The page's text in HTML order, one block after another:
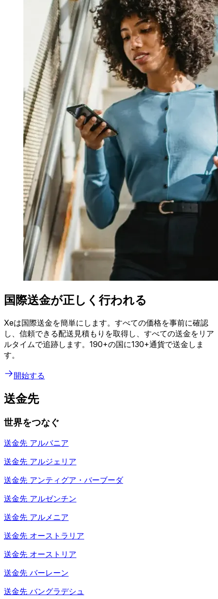
国際送金が正しく行われる
Xeは国際送金を簡単にします。すべての価格を事前に確認
し、信頼できる配送見積もりを取得し、すべての送金をリア
ルタイムで追跡します。190+の国に130+通貨で送金しま
す。
開始する
送金先
世界をつなぐ
送金先 アルバニア
送金先 アルジェリア
送金先 アンティグア・バーブーダ
送金先 アルゼンチン
送金先 アルメニア
送金先 オーストラリア
送金先 オーストリア
送金先 バーレーン
送金先 バングラデシュ